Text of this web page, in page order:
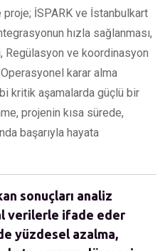
İSPARK ve İstanbulkart
hızla sağlanması,
Regülasyon ve koordinasyon
karar alma
kritik aşamalarda güçlü bir
projenin kısa sürede,
başarıyla hayata
sonuçları analiz
verilerle ifade eder
yüzdesel azalma,